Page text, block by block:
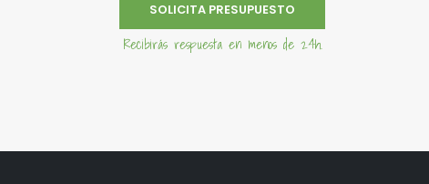
SOLICITA PRESUPUESTO
Recibirás respuesta en menos de 24h.